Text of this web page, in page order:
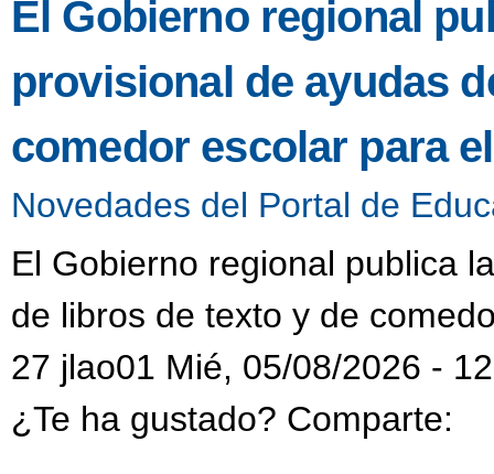
El Gobierno regional
provisional de ayudas
comedor escolar para
Novedades del Portal de
El Gobierno regional publica
de libros de texto y de
27 jlao01 Mié, 05/08/2026 -
¿Te ha gustado? Comparte: